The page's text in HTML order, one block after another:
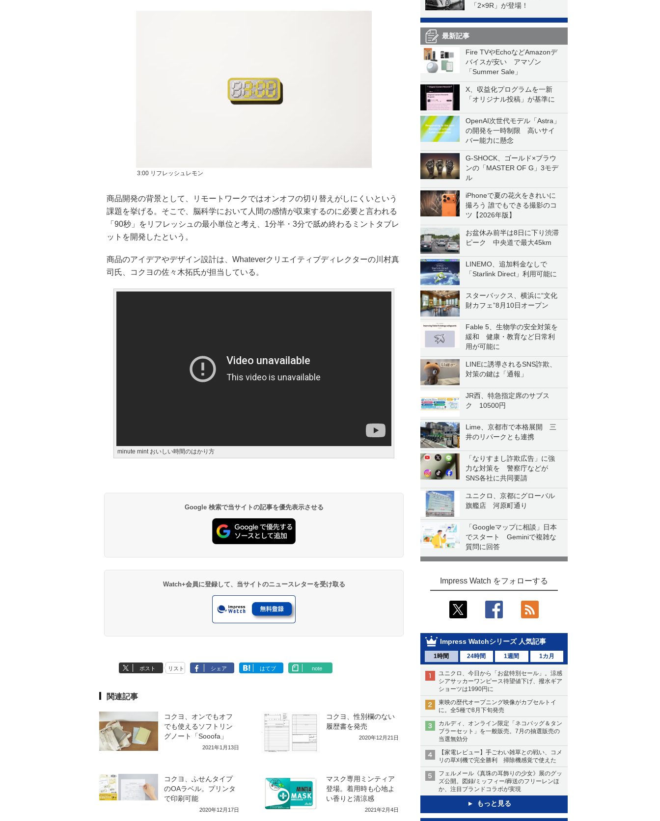
「2×9R」が登場！
最新記事
Fire TVやEchoなどAmazonデ
バイスが安い アマゾン
「Summer Sale」
X、収益化プログラムを一新
「オリジナル投稿」が基準に
OpenAI次世代モデル「Astra」
の開発を一時制限 高いサイ
バー能力に懸念
G-SHOCK、ゴールド×ブラウ
ンの「MASTER OF G」3モデ
ル
iPhoneで夏の花火をきれいに
撮ろう 誰でもできる撮影のコ
ツ【2026年版】
お盆休み前半は8日に下り渋滞
ピーク 中央道で最大45km
LINEMO、追加料金なしで
「Starlink Direct」利用可能に
スターバックス、横浜に“文化
財カフェ”8月10日オープン
Fable 5、生物学の安全対策を
緩和 健康・教育など日常利
用が可能に
LINEに誘導されるSNS詐欺、
対策の鍵は「通報」
JR西、特急指定席のサブス
ク 10500円
Lime、京都市で本格展開 三
井のリパークとも連携
「なりすまし詐欺広告」に強
力な対策を 警察庁などが
SNS各社に共同要請
ユニクロ、京都にグローバル
旗艦店 河原町通り
「Googleマップに相談」日本
でスタート Geminiで複雑な
質問に回答
Impress Watch をフォローする
Impress Watchシリーズ 人気記事
1時間 24時間 1週間 1カ月
ユニクロ、今日から「お盆特別セール」。涼感
シアサッカーワンピース待望値下げ、撥水ギア
ショーツは1990円に
東映の歴代オープニング映像がカプセルトイ
に。全5種で8月下旬発売
カルディ、オンライン限定「ネコバッグ＆タン
ブラーセット」を一般販売。7月の抽選販売の
当選無効分
【家電レビュー】手ごわい雑草との戦い、コメ
リの草刈機で完全勝利 掃除機感覚で使えた
フェルメール《真珠の耳飾りの少女》展のグッ
ズ公開。図録/ミッフィー/葬送のフリーレンほ
か、注目ブランドコラボが実現
もっと見る
3:00 リフレッシュレモン
商品開発の背景として、リモートワークではオンオフの切り替えがしにくいという
課題を挙げる。そこで、脳科学において人間の感情が収束するのに必要と言われる
「90秒」をリフレッシュの最小単位と考え、1分半・3分で舐め終わるミントタブレ
ットを開発したという。
商品のアイデアやデザイン設計は、Whateverクリエイティブディレクターの川村真
司氏、コクヨの佐々木拓氏が担当している。
minute mint おいしい時間のはかり方
Google 検索で当サイトの記事を優先表示させる
Watch+会員に登録して、当サイトのニュースレターを受け取る
ポスト リスト シェア はてブ note
関連記事
コクヨ、オンでもオフ
でも使えるソフトリン
グノート「Sooofa」
2021年1月13日
コクヨ、性別欄のない
履歴書を発売
2020年12月21日
コクヨ、ふせんタイプ
のOAラベル。プリンタ
で印刷可能
2020年12月17日
マスク専用ミンティア
登場。着用時も心地よ
い香りと清涼感
2021年2月4日